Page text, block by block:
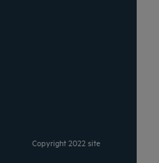
Copyright 2022 site